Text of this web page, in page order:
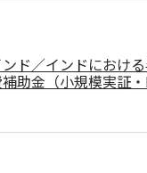
ド／インドにおけ
助金（小規模実証